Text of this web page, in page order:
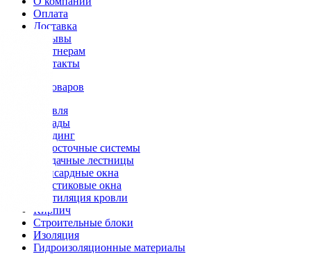
Оплата
Доставка
Отзывы
Партнерам
Контакты
Каталог товаров
Кровля
Фасады
Сайдинг
Водосточные системы
Чердачные лестницы
Мансардные окна
Пластиковые окна
Вентиляция кровли
Кирпич
Строительные блоки
Изоляция
Гидроизоляционные материалы